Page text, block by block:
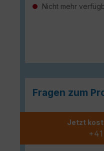
Nicht mehr
Fragen zum
Jetzt